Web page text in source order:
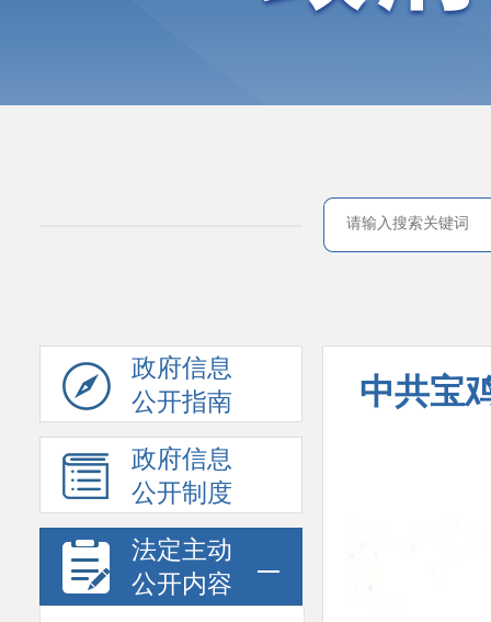
政府信息
公开指南
政府信息
公开制度
法定主动
公开内容
中共宝